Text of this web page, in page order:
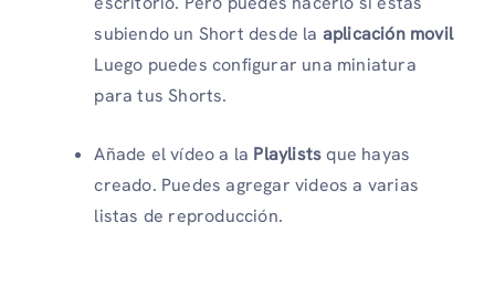
subiendo un Short desde la aplicación movil
Luego puedes configurar una miniatura
para tus Shorts.
Añade el vídeo a la Playlistsque hayas
creado. Puedes agregar videos a varias
listas de reproducción.